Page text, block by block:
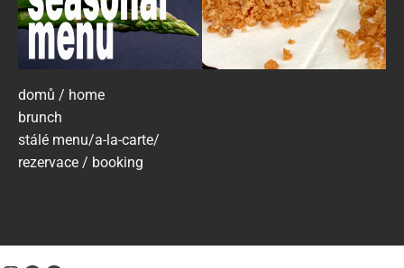
domů / home
brunch
stálé menu/a-la-carte/
rezervace / booking